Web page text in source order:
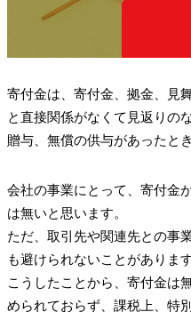
寄付金は、寄付金、拠金、見
と直接関係がなくて見返りの
贈与、無償の供与があったと
会社の事業にとって、寄付金
は無いと思います。
ただ、取引先や関連先との事
も避けられないことがあります
こうしたことから、寄付金は
められておらず、課税上、特